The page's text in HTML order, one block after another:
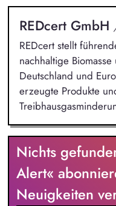
REDcert GmbH
REDcert stellt
nachhaltige
Deutschland und
erzeugte Produkte
Nichts
Alert«
Neuigkeiten